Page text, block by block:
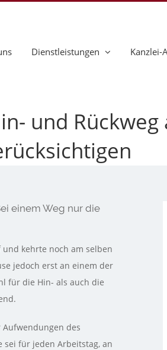
Dienstleistungen Kanzlei-
und Rückweg
einem Weg nur die
kehrte noch am selben
jedoch erst an einem der
für die Hin- als auch die
des
sei für jeden Arbeitstag, an